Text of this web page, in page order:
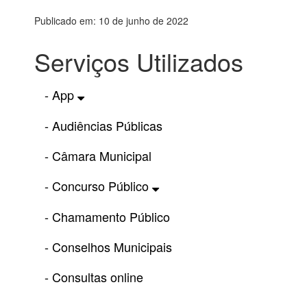
Publicado em: 10 de junho de 2022
Serviços Utilizados
- App
- Audiências Públicas
- Câmara Municipal
- Concurso Público
- Chamamento Público
- Conselhos Municipais
- Consultas online